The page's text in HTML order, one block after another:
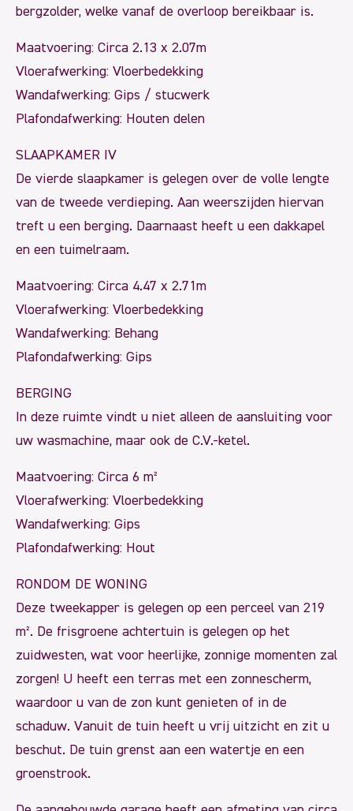
bergzolder, welke vanaf de overloop bereikbaar is.
Maatvoering: Circa 2.13 x 2.07m
Vloerafwerking: Vloerbedekking
Wandafwerking: Gips / stucwerk
Plafondafwerking: Houten delen
SLAAPKAMER IV
De vierde slaapkamer is gelegen over de volle lengte
van de tweede verdieping. Aan weerszijden hiervan
treft u een berging. Daarnaast heeft u een dakkapel
en een tuimelraam.
Maatvoering: Circa 4.47 x 2.71m
Vloerafwerking: Vloerbedekking
Wandafwerking: Behang
Plafondafwerking: Gips
BERGING
In deze ruimte vindt u niet alleen de aansluiting voor
uw wasmachine, maar ook de C.V.-ketel.
Maatvoering: Circa 6 m²
Vloerafwerking: Vloerbedekking
Wandafwerking: Gips
Plafondafwerking: Hout
RONDOM DE WONING
Deze tweekapper is gelegen op een perceel van 219
m². De frisgroene achtertuin is gelegen op het
zuidwesten, wat voor heerlijke, zonnige momenten zal
zorgen! U heeft een terras met een zonnescherm,
waardoor u van de zon kunt genieten of in de
schaduw. Vanuit de tuin heeft u vrij uitzicht en zit u
beschut. De tuin grenst aan een watertje en een
groenstrook.